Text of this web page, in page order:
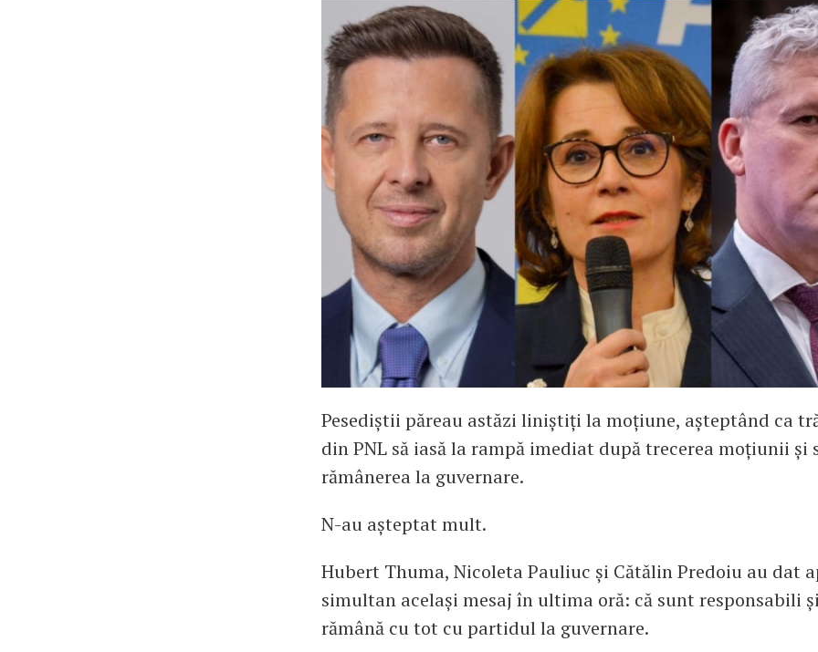
Pesediștii păreau astăzi liniștiți la moțiune, așteptând ca
din PNL să iasă la rampă imediat după trecerea moțiunii și
rămânerea la guvernare.
N-au așteptat mult.
Hubert Thuma, Nicoleta Pauliuc și Cătălin Predoiu au dat
simultan același mesaj în ultima oră: că sunt responsabili
rămână cu tot cu partidul la guvernare.